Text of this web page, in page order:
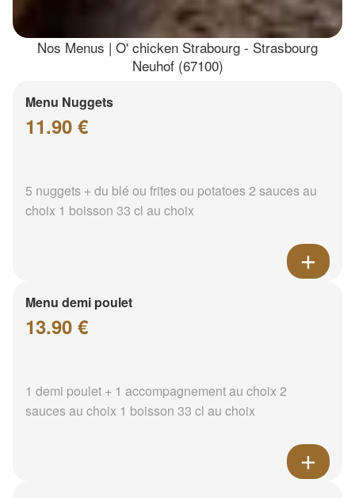
Nos Menus | O' chicken Strabourg - Strasbourg
Neuhof (67100)
Menu Nuggets
11.90 €
5 nuggets + du blé ou frites ou potatoes 2 sauces au
choix 1 boisson 33 cl au choix
Menu demi poulet
13.90 €
1 demi poulet + 1 accompagnement au choix 2
sauces au choix 1 boisson 33 cl au choix